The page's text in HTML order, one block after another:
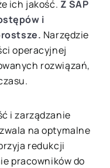
ich jakość. Z SAP
i
Narzędzie
operacyjnej
rozwiązań,
i zarządzanie
na optymalne
redukcji
pracowników do